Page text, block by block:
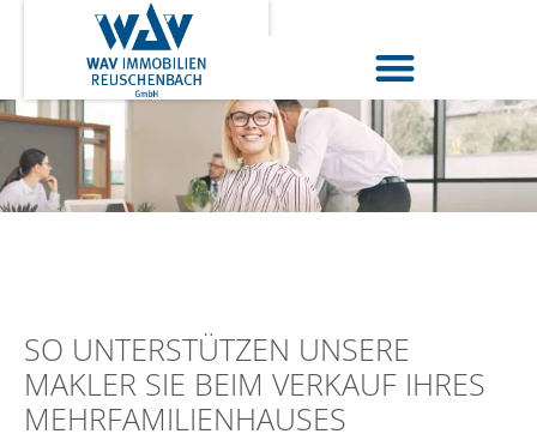
SO UNTERSTÜTZEN UNSERE
MAKLER SIE BEIM VERKAUF IHRES
MEHRFAMILIENHAUSES